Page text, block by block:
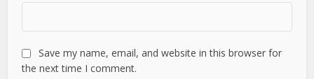
Save my name, email, and website in this browser for
the next time I comment.